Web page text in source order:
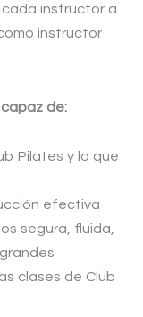
instructor a
instructor
de:
Pilates y lo que
efectiva
segura, fluida,
clases de Club